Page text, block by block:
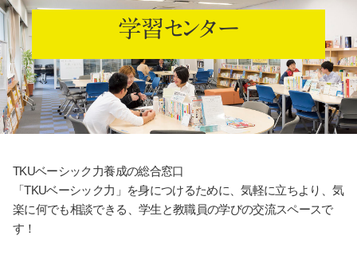
学習センター
TKUベーシック力養成の総合窓口
「TKUベーシック力」を身につけるために、気軽に立ちより、気
楽に何でも相談できる、学生と教職員の学びの交流スペースで
す！